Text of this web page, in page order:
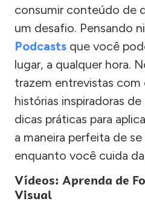
consumir conteúdo de
um desafio. Pensando
Podcasts que você
lugar, a qualquer hora.
trazem entrevistas com
histórias inspiradoras
dicas práticas para
a maneira perfeita de
enquanto você cuida
Vídeos: Aprenda de
Visual